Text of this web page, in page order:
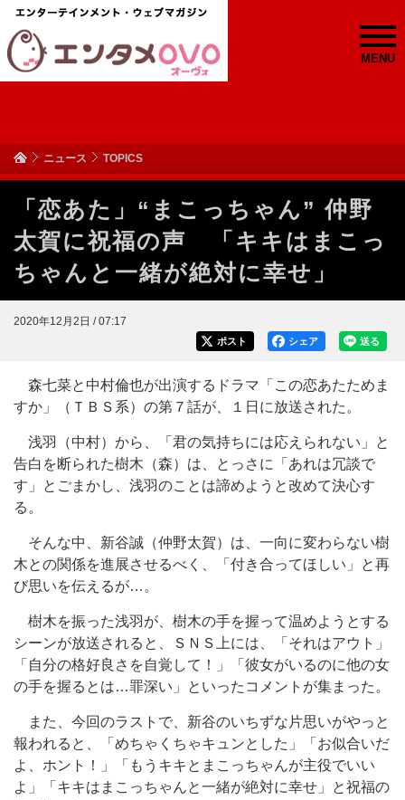
MENU
ニュース TOPICS
「恋あた」“まこっちゃん” 仲野
太賀に祝福の声 「キキはまこっ
ちゃんと一緒が絶対に幸せ」
2020年12月2日 / 07:17
送る
シェア
ポスト
森七菜と中村倫也が出演するドラマ「この恋あたためま
すか」（ＴＢＳ系）の第７話が、１日に放送された。
浅羽（中村）から、「君の気持ちには応えられない」と
告白を断られた樹木（森）は、とっさに「あれは冗談で
す」とごまかし、浅羽のことは諦めようと改めて決心す
る。
そんな中、新谷誠（仲野太賀）は、一向に変わらない樹
木との関係を進展させるべく、「付き合ってほしい」と再
び思いを伝えるが…。
樹木を振った浅羽が、樹木の手を握って温めようとする
シーンが放送されると、ＳＮＳ上には、「それはアウト」
「自分の格好良さを自覚して！」「彼女がいるのに他の女
の手を握るとは…罪深い」といったコメントが集まった。
また、今回のラストで、新谷のいちずな片思いがやっと
報われると、「めちゃくちゃキュンとした」「お似合いだ
よ、ホント！」「もうキキとまこっちゃんが主役でいい
よ」「キキはまこっちゃんと一緒が絶対に幸せ」と祝福の